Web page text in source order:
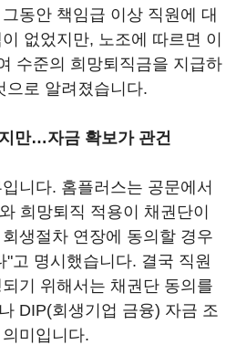
동안 책임급 이상 직원에 대
없었지만, 노조에 따르면 이
수준의 희망퇴직금을 지급하
으로 알려졌습니다.
만…자금 확보가 관건
니다. 홈플러스는 공문에서
희망퇴직 적용이 채권단이
생절차 연장에 동의할 경우
고 명시했습니다. 결국 직원
기 위해서는 채권단 동의를
DIP(회생기업 금융) 자금 조
미입니다.